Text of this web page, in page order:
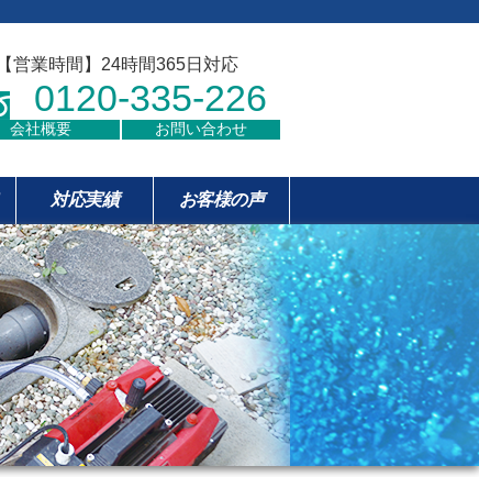
【営業時間】24時間365日対応
0120-335-226
会社概要 お問い合わせ
対応実績 お客様の声